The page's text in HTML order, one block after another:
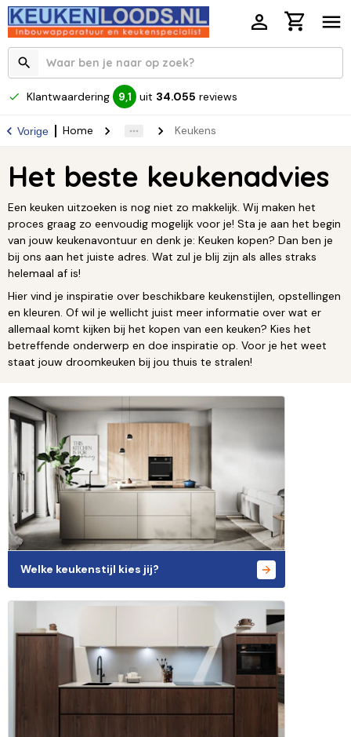
Klantwaardering 9,1 uit 34.055 reviews
Vorige Home Keukens
Het beste keukenadvies
Een keuken uitzoeken is nog niet zo makkelijk. Wij maken het
proces graag zo eenvoudig mogelijk voor je! Sta je aan het begin
van jouw keukenavontuur en denk je: Keuken kopen? Dan ben je
bij ons aan het juiste adres. Wat zul je blij zijn als alles straks
helemaal af is!
Hier vind je inspiratie over beschikbare keukenstijlen, opstellingen
en kleuren. Of wil je wellicht juist meer informatie over wat er
allemaal komt kijken bij het kopen van een keuken? Kies het
betreffende onderwerp en doe inspiratie op. Voor je het weet
staat jouw droomkeuken bij jou thuis te stralen!
Welke keukenstijl kies jij?